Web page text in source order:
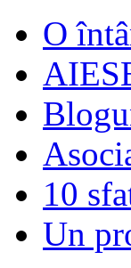
O
10
Un